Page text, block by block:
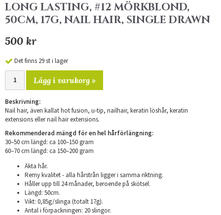
LONG LASTING, #12 MÖRKBLOND,
50CM, 17G, NAIL HAIR, SINGLE DRAWN
500 kr
Det finns 29 st i lager
Lägg i varukorg »
Beskrivning:
Nail hair, även kallat hot fusion, u-tip, nailhair, keratin löshår, keratin
extensions eller nail hair extensions.
Rekommenderad mängd för en hel hårförlängning:
30–50 cm längd: ca 100–150 gram
​60–70 cm längd: ca 150–200 gram
Äkta hår.
Remy kvalitet - alla hårstrån ligger i samma riktning.
Håller upp till 24 månader, beroende på skötsel.
Längd: 50cm.
Vikt: 0,85g/slinga (totalt 17g).
Antal i förpackningen: 20 slingor.